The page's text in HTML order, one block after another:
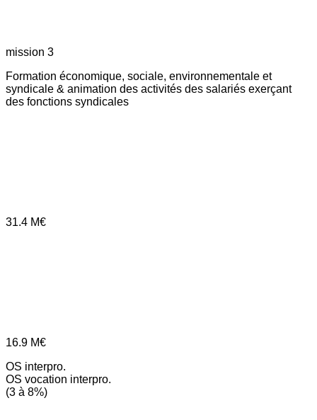
mission 3
Formation économique, sociale, environnementale et
syndicale & animation des activités des salariés exerçant
des fonctions syndicales
31.4 M€
16.9 M€
OS interpro.
OS vocation interpro.
(3 à 8%)